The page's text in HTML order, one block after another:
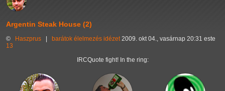
Argentin Steak House (2)
© Haszprus barátok élelmezés idézet 2009. okt 04., vasárnap 20:31 este
13
IRCQuote fight! In the ring: